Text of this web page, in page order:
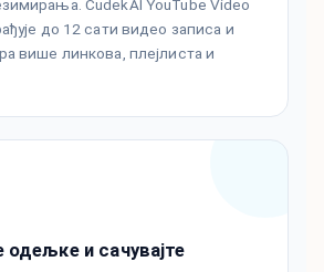
CudekAI YouTube Video
до 12 сати видео записа и
више линкова, плејлиста и
одељке и сачувајте